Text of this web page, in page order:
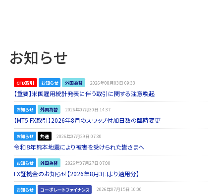
お知らせ
CFD取引 お知らせ 外国為替 2026年08月03日 09:33
【重要】米国雇用統計発表に伴う取引に関する注意喚起
お知らせ 外国為替 2026年07月30日 14:37
【MT5 FX取引】2026年8月のスワップ付加日数の臨時変更
お知らせ 共通 2026年07月29日 07:30
令和８年熊本地震により被害を受けられた皆さまへ
お知らせ 外国為替 2026年07月27日 07:00
FX証拠金のお知らせ【2026年8月3日より適用分】
お知らせ コーポレートファイナンス 2026年07月15日 10:00